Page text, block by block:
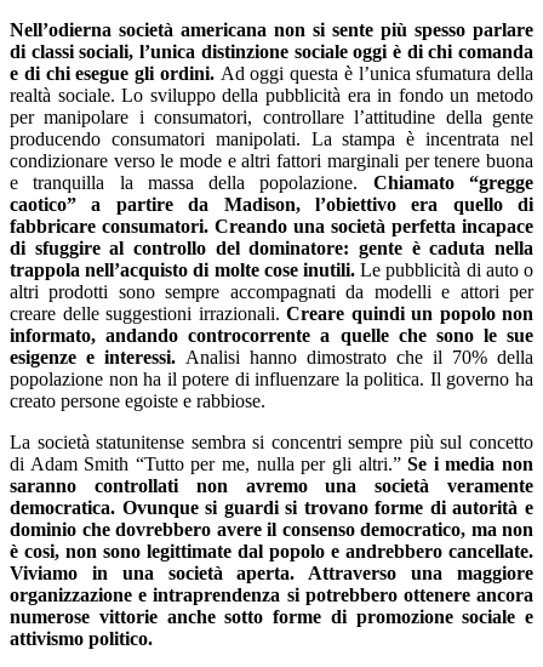
Nell’odierna società americana non si sente più spesso parlare
di classi sociali, l’unica distinzione sociale oggi è di chi comanda
e di chi esegue gli ordini.Ad oggi questa è l’unica sfumatura della
realtà sociale. Lo sviluppo della pubblicità era in fondo un metodo
per manipolare i consumatori, controllare l’attitudine della gente
producendo consumatori manipolati. La stampa è incentrata nel
condizionare verso le mode e altri fattori marginali per tenere buona
e tranquilla la massa della popolazione. Chiamato “gregge
caotico” a partire da Madison, l’obiettivo era quello di
fabbricare consumatori. Creando una società perfetta incapace
di sfuggire al controllo del dominatore: gente è caduta nella
trappola nell’acquisto di molte cose inutili. Le pubblicità di auto o
altri prodotti sono sempre accompagnati da modelli e attori per
creare delle suggestioni irrazionali. Creare quindi un popolo non
informato, andando controcorrente a quelle che sono le sue
esigenze e interessi. Analisi hanno dimostrato che il 70% della
popolazione non ha il potere di influenzare la politica. Il governo ha
creato persone egoiste e rabbiose.
La società statunitense sembra si concentri sempre più sul concetto
di Adam Smith “Tutto per me, nulla per gli altri.”Se i media non
saranno controllati non avremo una società veramente
democratica. Ovunque si guardi si trovano forme di autorità e
dominio che dovrebbero avere il consenso democratico, ma non
è cosi, non sono legittimate dal popolo e andrebbero cancellate.
Viviamo in una società aperta. Attraverso una maggiore
organizzazione e intraprendenza si potrebbero ottenere ancora
numerose vittorie anche sotto forme di promozione sociale e
attivismo politico.